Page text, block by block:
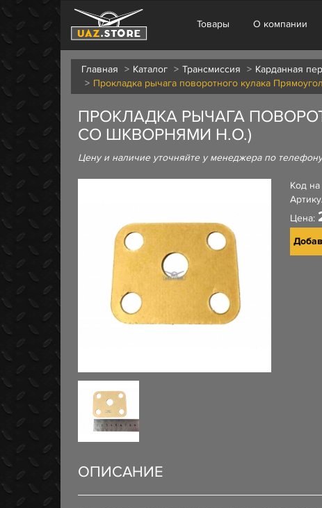
Товары О компании
Главная Каталог Трансмиссия Карданная
Прокладка рычага поворотного кулака
ПРОКЛАДКА РЫЧАГА
СО ШКВОРНЯМИ Н.О.)
Цену и наличие уточняйте у менеджера по
Код на
Цена:
ОПИСАНИЕ